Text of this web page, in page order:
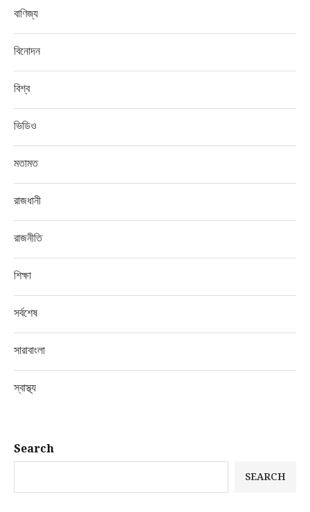
বাণিজ্য
বিনোদন
বিশ্ব
ভিডিও
মতামত
রাজধানী
রাজনীতি
শিক্ষা
সর্বশেষ
সারাবাংলা
স্বাস্থ্য
Search
SEARCH